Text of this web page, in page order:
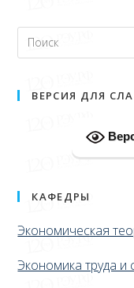
ВЕРСИЯ ДЛЯ
КАФЕДРЫ
Экономическая
Экономика труда и